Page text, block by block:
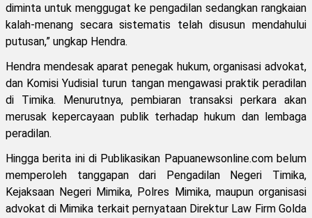
diminta untuk menggugat ke pengadilan sedangkan rangkaian
kalah-menang secara sistematis telah disusun mendahului
putusan,” ungkap Hendra.
Hendra mendesak aparat penegak hukum, organisasi advokat,
dan Komisi Yudisial turun tangan mengawasi praktik peradilan
di Timika. Menurutnya, pembiaran transaksi perkara akan
merusak kepercayaan publik terhadap hukum dan lembaga
peradilan.
Hingga berita ini di Publikasikan Papuanewsonline.com belum
memperoleh tanggapan dari Pengadilan Negeri Timika,
Kejaksaan Negeri Mimika, Polres Mimika, maupun organisasi
advokat di Mimika terkait pernyataan Direktur Law Firm Golda